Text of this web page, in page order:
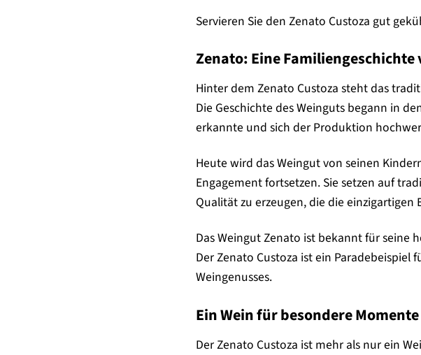
Servieren Sie den Zenato Custoza gut
Zenato: Eine
Hinter dem Zenato Custoza steht das
Die Geschichte des Weinguts begann in
erkannte und sich der Produktion
Heute wird das Weingut von seinen
Engagement fortsetzen. Sie setzen auf
Qualität zu erzeugen, die die einzigartigen
Das Weingut Zenato ist bekannt für seine
Der Zenato Custoza ist ein
Weingenusses.
Ein Wein für besondere Momente
Der Zenato Custoza ist mehr als nur ein